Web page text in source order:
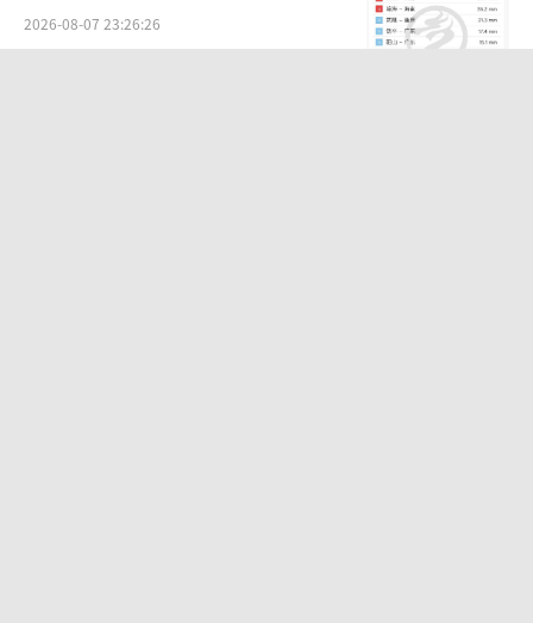
2026-08-07 23:26:26